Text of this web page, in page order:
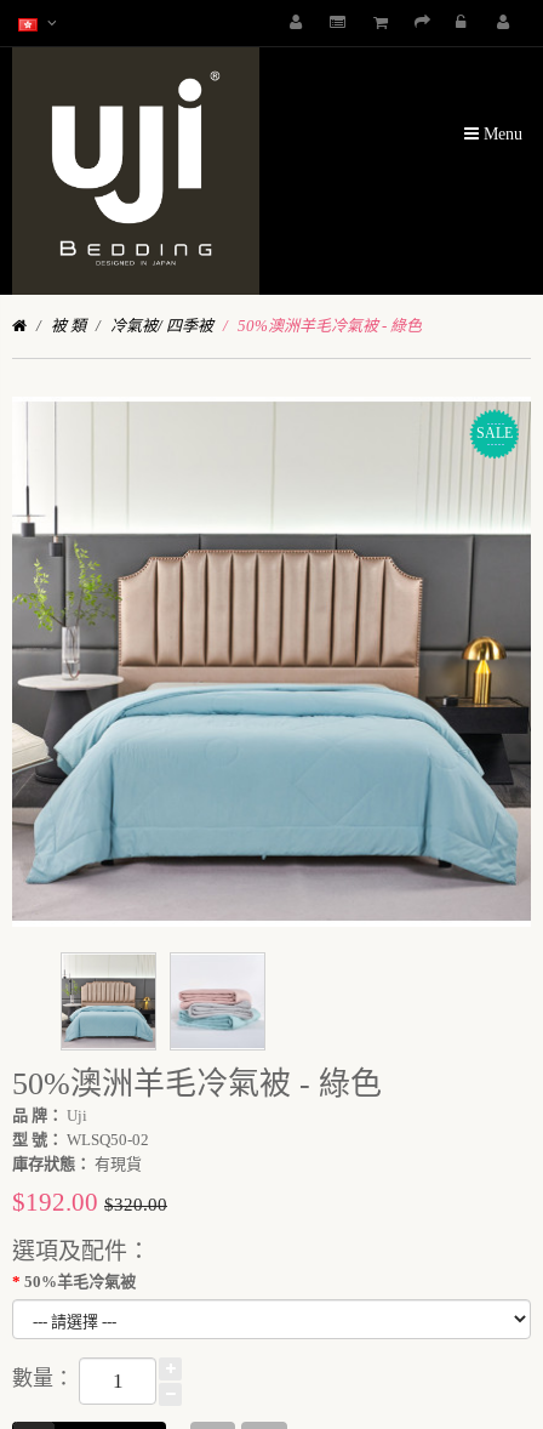
Menu
被 類 冷氣被/ 四季被 50%澳洲羊毛冷氣被 - 綠色
SALE
50%澳洲羊毛冷氣被 - 綠色
品 牌： Uji
型 號： WLSQ50-02
庫存狀態： 有現貨
$192.00 $320.00
選項及配件：
50%羊毛冷氣被
數量：